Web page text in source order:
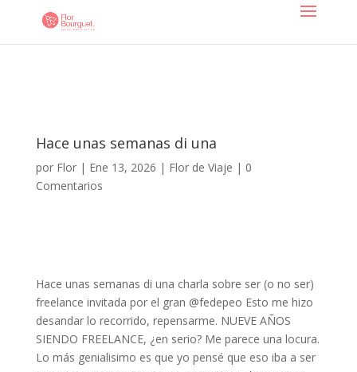
Hace unas semanas di una
por Flor| Ene 13, 2026 | Flor de Viaje | 0
Comentarios
Hace unas semanas di una charla sobre ser (o no ser)
freelance invitada por el gran @fedepeo Esto me hizo
desandar lo recorrido, repensarme. NUEVE AÑOS
SIENDO FREELANCE, ¿en serio? Me parece una locura.
Lo más genialisimo es que yo pensé que eso iba a ser